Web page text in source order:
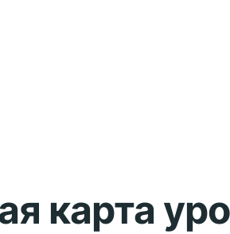
карта